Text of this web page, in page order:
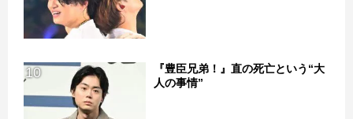
10
『豊臣兄弟！』直の死亡という“大
人の事情”